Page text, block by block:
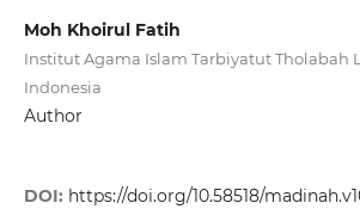
Moh Khoirul Fatih
Institut Agama Islam Tarbiyatut Tholabah
Indonesia
Author
DOI: https://doi.org/10.58518/